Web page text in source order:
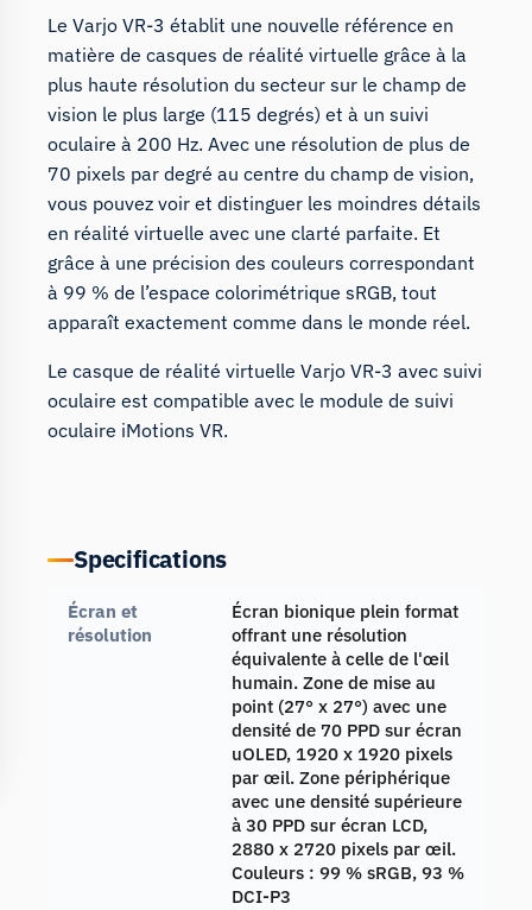
Le Varjo VR-3 établit une nouvelle référence en
matière de casques de réalité virtuelle grâce à la
plus haute résolution du secteur sur le champ de
vision le plus large (115 degrés) et à un suivi
oculaire à 200 Hz. Avec une résolution de plus de
70 pixels par degré au centre du champ de vision,
vous pouvez voir et distinguer les moindres détails
en réalité virtuelle avec une clarté parfaite. Et
grâce à une précision des couleurs correspondant
à 99 % de l’espace colorimétrique sRGB, tout
apparaît exactement comme dans le monde réel.
Le casque de réalité virtuelle Varjo VR-3 avec suivi
oculaire est compatible avec le module de suivi
oculaire iMotions VR.
Specifications
Écran et
résolution
Écran bionique plein format
offrant une résolution
équivalente à celle de l'œil
humain. Zone de mise au
point (27° x 27°) avec une
densité de 70 PPD sur écran
uOLED, 1920 x 1920 pixels
par œil. Zone périphérique
avec une densité supérieure
à 30 PPD sur écran LCD,
2880 x 2720 pixels par œil.
Couleurs : 99 % sRGB, 93 %
DCI-P3